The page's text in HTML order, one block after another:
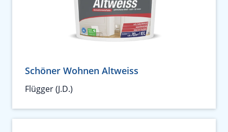
Schöner Wohnen Altweiss
Flügger (J.D.)